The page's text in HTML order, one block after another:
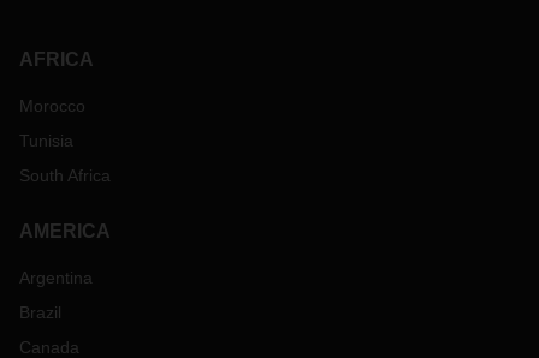
AFRICA
Morocco
Tunisia
South Africa
AMERICA
Argentina
Brazil
Canada